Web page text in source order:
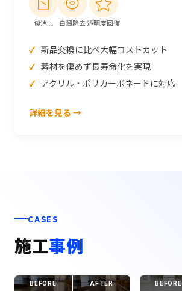
傷消し 白濁除去透明度回復
新品交換に比べ大幅コストカット
素材を傷めず長寿命化を実現
アクリル・ポリカーボネートに対応
詳細を見る →
CASES
施工事例
BEFORE AFTER BEFORE